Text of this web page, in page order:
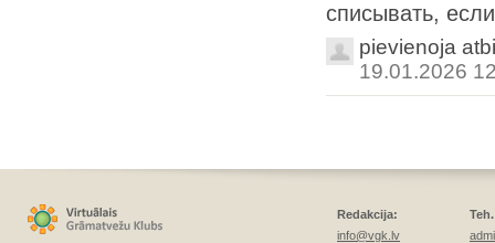
списывать,
pievienoja
19.01.2026
Redakcija:
info@vgk.lv